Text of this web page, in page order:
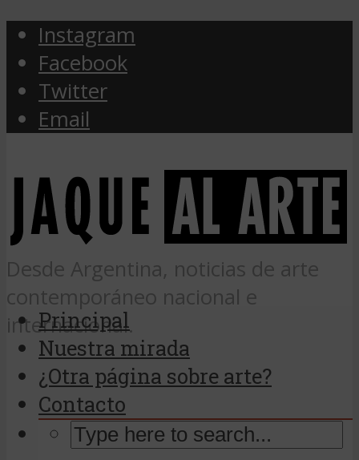
Instagram
Facebook
Twitter
Email
Desde Argentina, noticias de arte
contemporáneo nacional e
internacional.
Principal
Nuestra mirada
¿Otra página sobre arte?
Contacto